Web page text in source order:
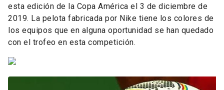
esta edición de la Copa América el 3 de diciembre de
2019. La pelota fabricada por Nike tiene los colores de
los equipos que en alguna oportunidad se han quedado
con el trofeo en esta competición.